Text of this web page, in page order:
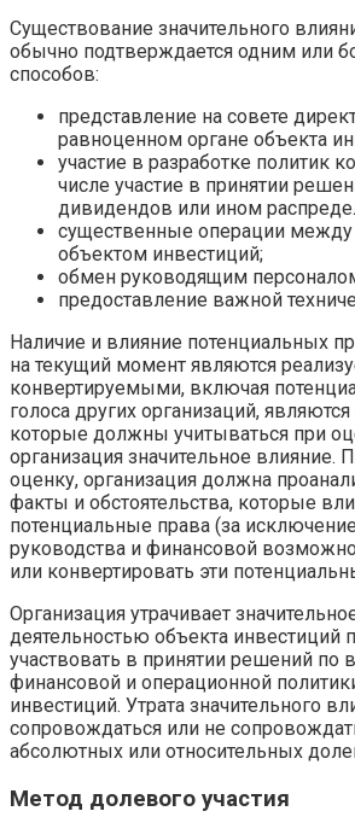
Существование значительного
обычно подтверждается одним или
способов:
представление на совете
равноценном органе объекта
участие в разработке политик
числе участие в принятии
дивидендов или ином
существенные операции
объектом инвестиций;
обмен руководящим
предоставление важной
Наличие и влияние потенциальных
на текущий момент являются
конвертируемыми, включая
голоса других организаций,
которые должны учитываться при
организация значительное влияние.
оценку, организация должна
факты и обстоятельства, которые
потенциальные права (за
руководства и финансовой
или конвертировать эти
Организация утрачивает
деятельностью объекта инвестиций
участвовать в принятии решений по
финансовой и операционной
инвестиций. Утрата значительного
сопровождаться или не
абсолютных или относительных
Метод долевого участия